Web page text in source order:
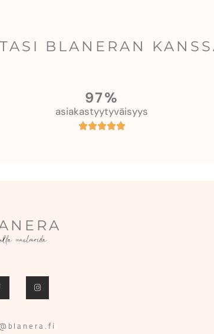
BLANERAN
97%
asiakastyytyväisyys
unelmoida